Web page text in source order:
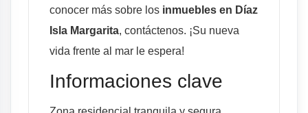
conocer más sobre los inmuebles en Díaz
Isla Margarita, contáctenos. ¡Su nueva
vida frente al mar le espera!
Informaciones clave